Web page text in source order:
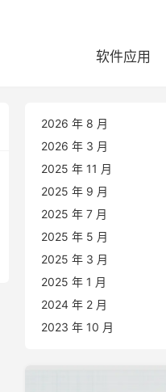
软件应用
2026 年 8 月
2026 年 3 月
2025 年 11 月
2025 年 9 月
2025 年 7 月
2025 年 5 月
2025 年 3 月
2025 年 1 月
2024 年 2 月
2023 年 10 月